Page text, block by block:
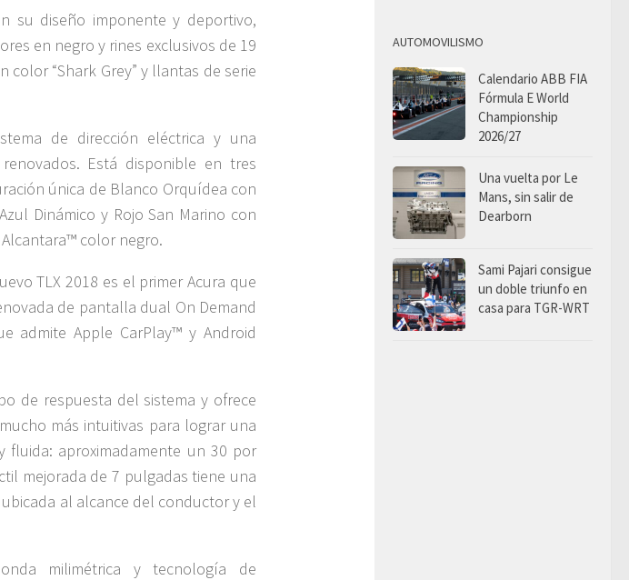
su diseño imponente y deportivo,
en negro y rines exclusivos de 19
“Shark Grey” y llantas de serie
de dirección eléctrica y una
Está disponible en tres
única de Blanco Orquídea con
Dinámico y Rojo San Marino con
color negro.
TLX 2018 es el primer Acura que
de pantalla dual On Demand
admite Apple CarPlay™ y Android
de respuesta del sistema y ofrece
más intuitivas para lograr una
fluida: aproximadamente un 30 por
mejorada de 7 pulgadas tiene una
al alcance del conductor y el
milimétrica y tecnología de
AUTOMOVILISMO
Calendario ABB FIA
Fórmula E World
Championship
2026/27
Una vuelta por Le
Mans, sin salir de
Dearborn
Sami Pajari consigue
un doble triunfo en
casa para TGR-WRT